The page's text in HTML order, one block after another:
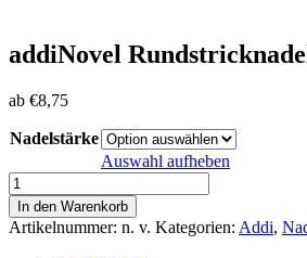
addiNovel
ab €8,75
Nadelstärke
Auswahl aufheben
addiNovel
Rundstricknadeln
60cm
Menge
In den Warenkorb
Artikelnummer: n. v. Kategorien: Addi,